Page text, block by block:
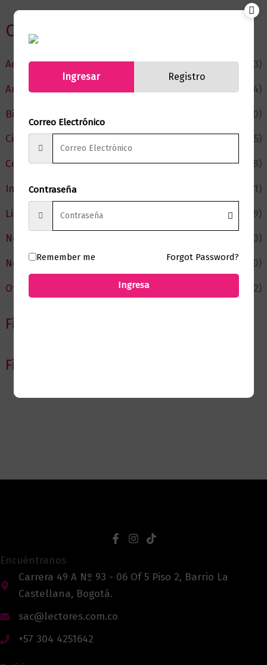
Categorias
Actualidad
(53)
Autor del Mes
(4)
Bienestar
(230)
Ciencia y Conocimiento
(75)
Cómic y Fantasía
(88)
Infantil y Juvenil
(211)
Literatura
(369)
Negocios
(43)
Novedades
(110)
Ofertas
(12)
Filtrar por Autor
Filtrar por editorial
Encuéntranos
Carrera 49 A Nº 93 - 06 Of 5 Piso 2, Barrio La
Castellana, Bogotá.
sac@lectores.com.co
+57 304 4251642
Ingresar Registro
Correo Electrónico
Contraseña
Remember me Forgot Password?
Ingresa